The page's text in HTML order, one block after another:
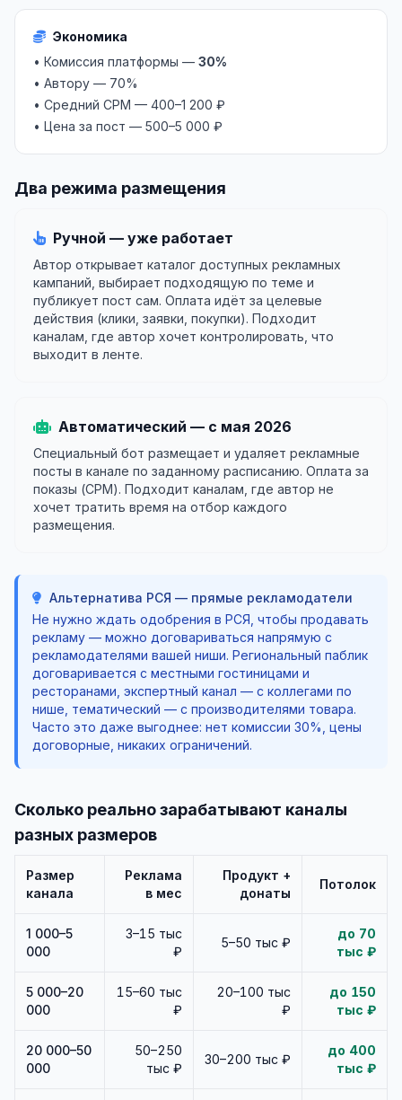
Экономика
• Комиссия платформы — 30%
• Автору — 70%
• Средний CPM — 400–1 200 ₽
• Цена за пост — 500–5 000 ₽
Два режима размещения
Ручной — уже работает
Автор открывает каталог доступных рекламных
кампаний, выбирает подходящую по теме и
публикует пост сам. Оплата идёт за целевые
действия (клики, заявки, покупки). Подходит
каналам, где автор хочет контролировать, что
выходит в ленте.
Автоматический — с мая 2026
Специальный бот размещает и удаляет рекламные
посты в канале по заданному расписанию. Оплата за
показы (CPM). Подходит каналам, где автор не
хочет тратить время на отбор каждого
размещения.
Альтернатива РСЯ — прямые рекламодатели
Не нужно ждать одобрения в РСЯ, чтобы продавать
рекламу — можно договариваться напрямую с
рекламодателями вашей ниши. Региональный паблик
договаривается с местными гостиницами и
ресторанами, экспертный канал — с коллегами по
нише, тематический — с производителями товара.
Часто это даже выгоднее: нет комиссии 30%, цены
договорные, никаких ограничений.
Сколько реально зарабатывают каналы
разных размеров
Размер
канала
Реклама
в мес
Продукт +
донаты
Потолок
1 000–5
000
3–15 тыс
₽
5–50 тыс ₽
до 70
тыс ₽
5 000–20
000
15–60 тыс
₽
20–100 тыс
₽
до 150
тыс ₽
20 000–50
000
50–250
тыс ₽
30–200 тыс ₽
до 400
тыс ₽